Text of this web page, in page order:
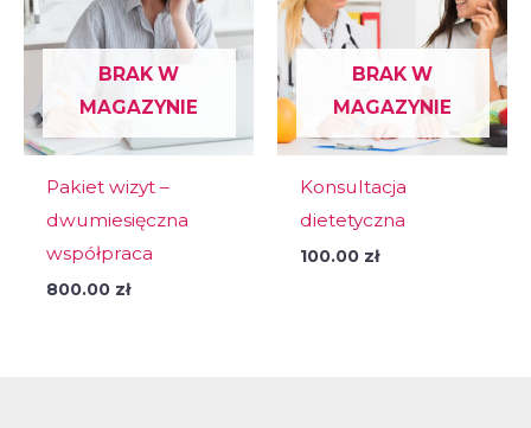
BRAK W
MAGAZYNIE
Pakiet wizyt –
dwumiesięczna
współpraca
800.00 zł
BRAK W
MAGAZYNIE
Konsultacja
dietetyczna
100.00 zł